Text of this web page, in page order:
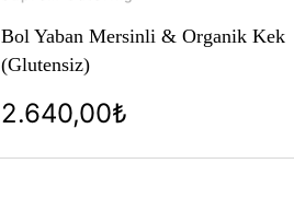
Bol Yaban Mersinli & Organik Kek
(Glutensiz)
2.640,00₺